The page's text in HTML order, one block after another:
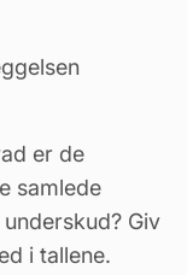
er de
samlede
Giv
i tallene.